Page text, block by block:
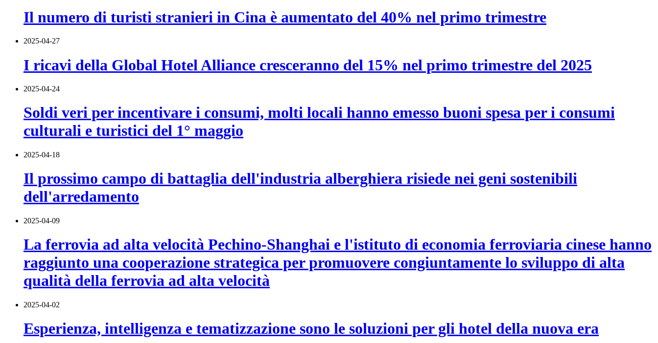
Il numero di turisti stranieri in Cina è aumentato del 40% nel primo trimestre
2025-04-27
I ricavi della Global Hotel Alliance cresceranno del 15% nel primo trimestre del 2025
2025-04-24
Soldi veri per incentivare i consumi, molti locali hanno emesso buoni spesa per i consumi
culturali e turistici del 1° maggio
2025-04-18
Il prossimo campo di battaglia dell'industria alberghiera risiede nei geni sostenibili
dell'arredamento
2025-04-09
La ferrovia ad alta velocità Pechino-Shanghai e l'istituto di economia ferroviaria cinese hanno
raggiunto una cooperazione strategica per promuovere congiuntamente lo sviluppo di alta
qualità della ferrovia ad alta velocità
2025-04-02
Esperienza, intelligenza e tematizzazione sono le soluzioni per gli hotel della nuova era